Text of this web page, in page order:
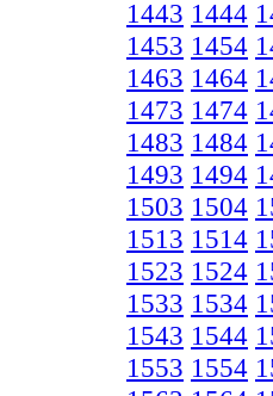
1443 1444
1453 1454
1463 1464
1473 1474
1483 1484
1493 1494
1503 1504
1513 1514
1523 1524
1533 1534
1543 1544
1553 1554